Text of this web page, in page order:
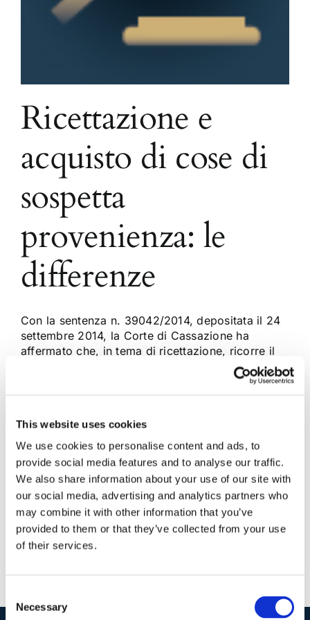
This website uses cookies
We use cookies to personalise content and ads, to
provide social media features and to analyse our traffic.
We also share information about your use of our site with
our social media, advertising and analytics partners who
may combine it with other information that you’ve
provided to them or that they’ve collected from your use
of their services.
Selection
Necessary
Ricettazione e
acquisto di cose di
sospetta
provenienza: le
differenze
Con la sentenza n. 39042/2014, depositata il 24
settembre 2014, la Corte di Cassazione ha
affermato che, in tema di ricettazione, ricorre il
dolo eventuale quando il soggetto agente accetta
consapevolmente il rischio che la cosa acquistata
28 Settembre 2014 | Articoli,Diritto Penale | 0 Commenti
Continua a leggere